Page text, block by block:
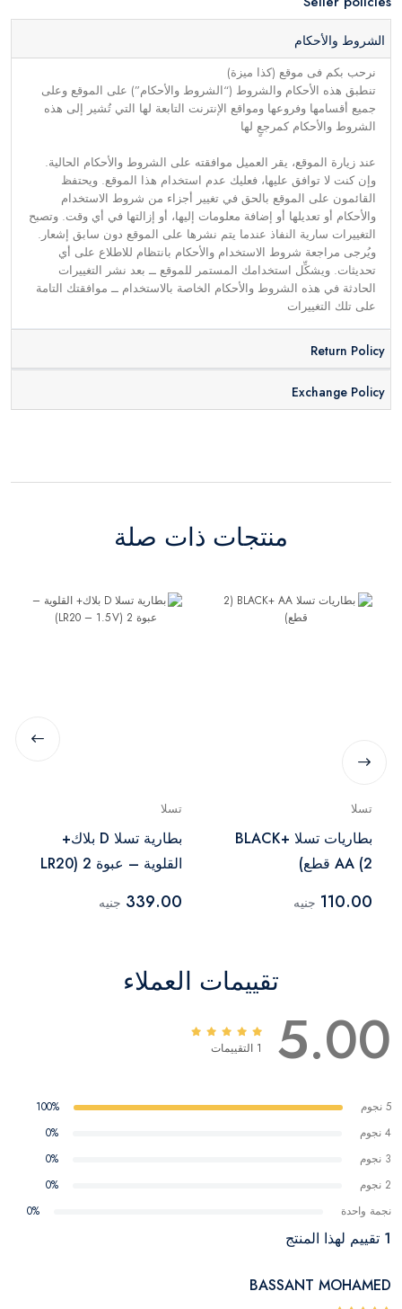
الشروط والأحكام
نرحب بكم فى موقع (كذا ميزة)
تنطبق هذه الأحكام والشروط (“الشروط والأحكام”) على الموقع وعلى
جميع أقسامها وفروعها ومواقع الإنترنت التابعة لها التي تُشير إلى هذه
الشروط والأحكام كمرجعٍ لها
عند زيارة الموقع، يقر العميل موافقته على الشروط والأحكام الحالية.
وإن كنت لا توافق عليها، فعليك عدم استخدام هذا الموقع. ويحتفظ
القائمون على الموقع بالحق في تغيير أجزاء من شروط الاستخدام
والأحكام أو تعديلها أو إضافة معلومات إليها، أو إزالتها في أي وقت. وتصبح
التغييرات سارية النفاذ عندما يتم نشرها على الموقع دون سابق إشعار.
ويُرجى مراجعة شروط الاستخدام والأحكام بانتظام للاطلاع على أي
تحديثات. ويشكِّل استخدامك المستمر للموقع ــ بعد نشر التغييرات
الحادثة في هذه الشروط والأحكام الخاصة بالاستخدام ــ موافقتك التامة
على تلك التغييرات
Return Policy
Exchange Policy
منتجات ذات صلة
تسلا
بطاريات تسلا BLACK+
AA (2 قطع)
110.00 جنيه
تسلا
بطارية تسلا D بلاك+
القلوية – عبوة 2 (LR20
339.00 جنيه
تقييمات العملاء
5.00 1 التقييمات
5 نجوم
100%
4 نجوم
0%
3 نجوم
0%
2 نجوم
0%
نجمة واحدة
0%
1 تقييم لهذا المنتج
BASSANT MOHAMED